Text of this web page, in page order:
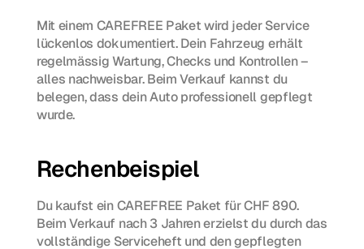
Mit einem CAREFREE Paket wird jeder Service
lückenlos dokumentiert. Dein Fahrzeug erhält
regelmässig Wartung, Checks und Kontrollen –
alles nachweisbar. Beim Verkauf kannst du
belegen, dass dein Auto professionell gepflegt
wurde.
Rechenbeispiel
Du kaufst ein CAREFREE Paket für CHF 890.
Beim Verkauf nach 3 Jahren erzielst du durch das
vollständige Serviceheft und den gepflegten